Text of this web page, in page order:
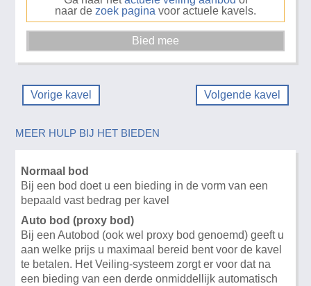
naar de zoek pagina voor actuele kavels.
Vorige kavel Volgende kavel
MEER HULP BIJ HET BIEDEN
Normaal bod
Bij een bod doet u een bieding in de vorm van een
bepaald vast bedrag per kavel
Auto bod (proxy bod)
Bij een Autobod (ook wel proxy bod genoemd) geeft u
aan welke prijs u maximaal bereid bent voor de kavel
te betalen. Het Veiling-systeem zorgt er voor dat na
een bieding van een derde onmiddellijk automatisch